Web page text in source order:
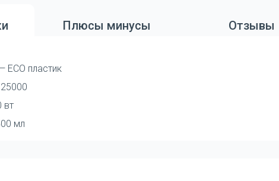
Плюсы минусы Отзывы
ECO пластик
вт
мл